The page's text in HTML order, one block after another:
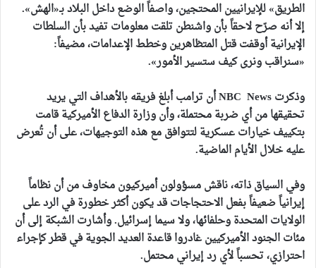
الطريق» للإيرانيين المحتجين، واصفاً الوضع داخل البلاد بـ«الهش».
إلا أنه صرّح لاحقاً بأن واشنطن تلقت معلومات تفيد بأن السلطات
الإيرانية أوقفت قتل المتظاهرين وخطط الإعدامات، مضيفاً:
«سنراقب ونرى كيف ستسير الأمور».
وذكرت NBC News أن ترامب أبلغ فريقه بالأهداف التي يريد
تحقيقها من أي ضربة محتملة، وأن وزارة الدفاع الأميركية قامت
بتكييف خيارات عسكرية لتتوافق مع هذه التوجيهات، على أن تُعرض
عليه خلال الأيام الماضية.
وفي السياق ذاته، ناقش مسؤولون أميركيون مخاوف من أن نظاماً
إيرانياً ضعيفاً بفعل الاحتجاجات قد يكون أكثر خطورة في الرد على
الولايات المتحدة وحلفائها، ولا سيما إسرائيل. وأشارت الشبكة إلى أن
مئات الجنود الأميركيين غادروا قاعدة العديد الجوية في قطر كإجراء
احترازي، تحسباً لأي رد إيراني محتمل.